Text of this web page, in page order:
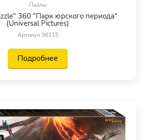
Пазлы
360 "Парк юрского периода"
(Universal Pictures)
Артикул 96115
Подробнее